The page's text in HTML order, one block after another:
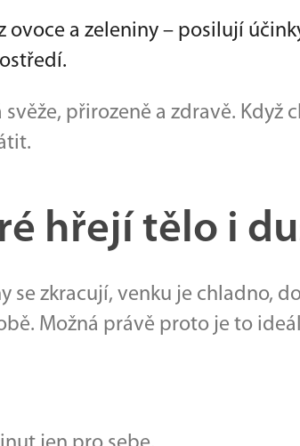
a zeleniny – posilují
přirozeně a zdravě. Když
hřejí tělo i
se zkracují, venku je chladno,
Možná právě proto je to